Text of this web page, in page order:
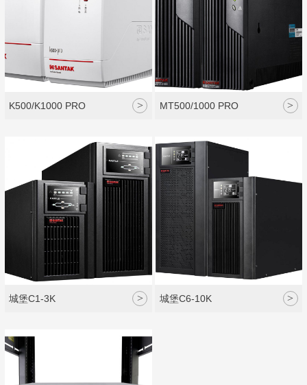
K500/K1000 PRO > MT500/1000 PRO >
城堡C1-3K > 城堡C6-10K >